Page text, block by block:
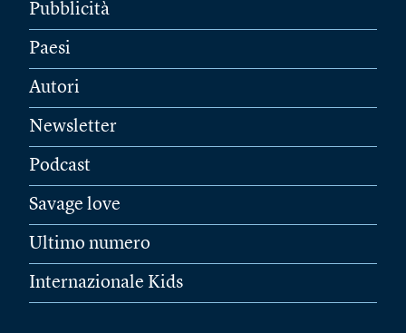
Pubblicità
Paesi
Autori
Newsletter
Podcast
Savage love
Ultimo numero
Internazionale Kids